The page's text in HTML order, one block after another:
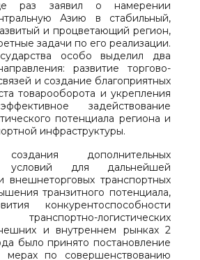
раз заявил о намерении
Азию в стабильный,
и процветающий регион,
задачи по его реализации.
особо выделил два
развитие торгово-
и создание благоприятных
товарооборота и укрепления
задействование
потенциала региона и
инфраструктуры.
дополнительных
условий для дальнейшей
внешнеторговых транспортных
транзитного потенциала,
конкурентоспособности
транспортно-логистических
и внутреннем рынках 2
было принято постановление
мерах по совершенствованию